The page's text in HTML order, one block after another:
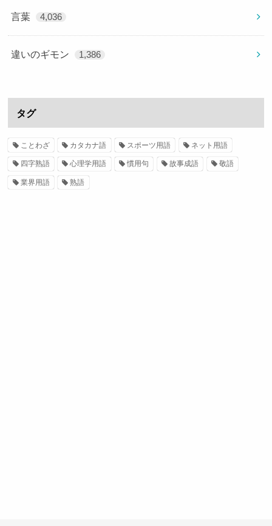
言葉 4,036
違いのギモン 1,386
タグ
ことわざ カタカナ語 スポーツ用語 ネット用語
四字熟語 心理学用語 慣用句 故事成語 敬語
業界用語 熟語